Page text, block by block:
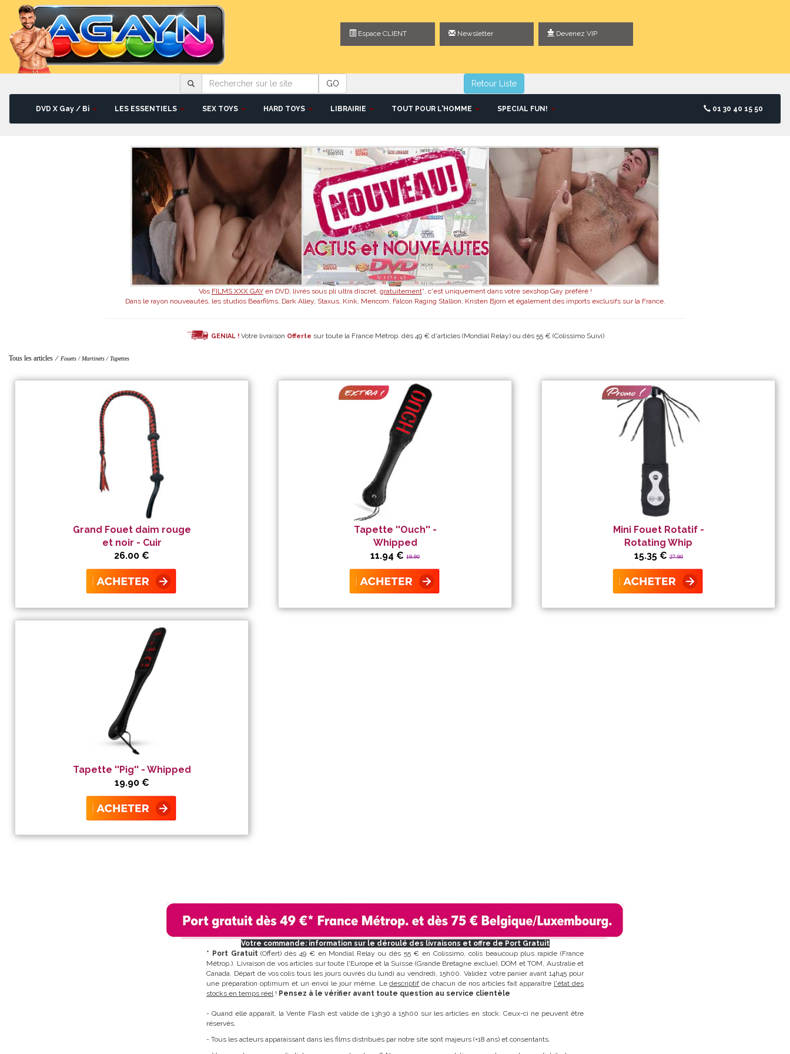
Espace CLIENT Newsletter Devenez VIP
sur
site
GO Retour Liste
DVD X Gay / Bi LES ESSENTIELS SEX TOYS HARD TOYS LIBRAIRIE TOUT POUR L'HOMME SPECIAL FUN! 01 30 40 15 50
Vos FILMS XXX GAYen DVD, livrés sous pli ultra discret, gratuitement*, c'est uniquement dans votre sexshop Gay préféré !
Dans le rayon nouveautés, les studios Bearfilms, Dark Alley, Staxus, Kink, Mencom, Falcon Raging Stallion, Kristen Bjorn et également des imports exclusifs sur la France.
GENIAL ! Votre livraison Offerte sur toute la France Métrop. dès 49 € d'articles (Mondial Relay) ou dès 55 € (Colissimo Suivi)
Tous les articles / Fouets / Martinets / Tapettes
Grand Fouet daim rouge
et noir - Cuir
26.00 €
Tapette ''Ouch'' -
Whipped
11.94 € 19.90
Mini Fouet Rotatif -
Rotating Whip
15.35 € 27.90
Tapette ''Pig'' - Whipped
19.90 €
Votre commande: information sur le déroulé des livraisons et offre de Port Gratuit
* Port Gratuit(Offert) dès 49 € en Mondial Relay ou dès 55 € en Colissimo, colis beaucoup plus rapide (France
Métrop.). Livraison de vos articles sur toute l'Europe et la Suisse (Grande Bretagne exclue), DOM et TOM, Australie et
Canada. Départ de vos colis tous les jours ouvrés du lundi au vendredi, 15h00. Validez votre panier avant 14h45 pour
une préparation optimum et un envoi le jour même. Ledescriptif de chacun de nos articles fait apparaître l'état des
stocks en temps réel! Pensez à le vérifier avant toute question au service clientèle
- Quand elle apparaît, la Vente Flash est valide de 13h30 à 15h00 sur les articles en stock. Ceux-ci ne peuvent être
réservés.
- Tous les acteurs apparaissant dans les films distribués par notre site sont majeurs (+18 ans) et consentants.